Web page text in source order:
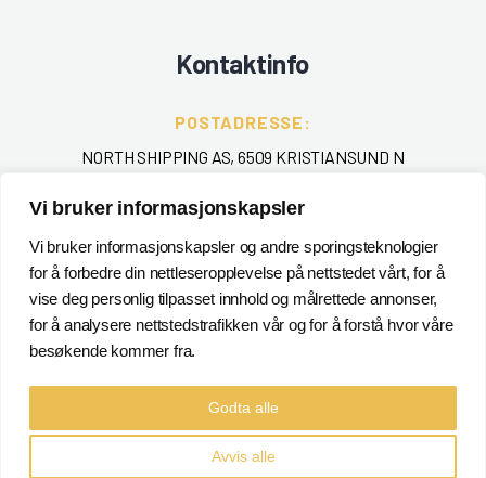
Vi bruker informasjonskapsler
Vi bruker informasjonskapsler og andre sporingsteknologier
for å forbedre din nettleseropplevelse på nettstedet vårt, for å
vise deg personlig tilpasset innhold og målrettede annonser,
for å analysere nettstedstrafikken vår og for å forstå hvor våre
besøkende kommer fra.
Godta alle
Avvis alle
Kontaktinfo
POSTADRESSE:
NORTH SHIPPING AS, 6509 KRISTIANSUND N
TELEFON:
+ 47 715 40 000
EPOST :
POSTMASTER@NORTHSHIPPING.NO